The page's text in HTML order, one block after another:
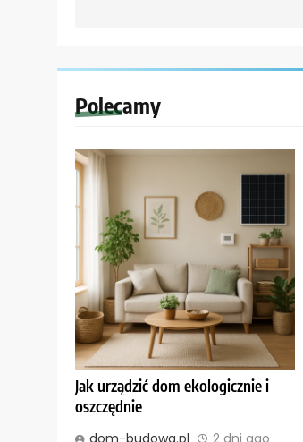
Polecamy
Jak urządzić dom ekologicznie i
oszczędnie
dom-budowa.pl 2 dni ago